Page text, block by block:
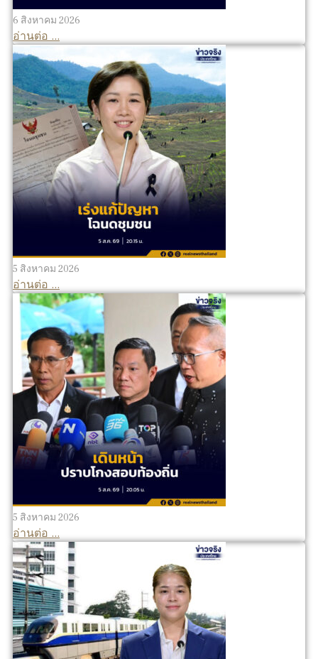
6 สิงหาคม 2026
อ่านต่อ ...
5 สิงหาคม 2026
อ่านต่อ ...
5 สิงหาคม 2026
อ่านต่อ ...